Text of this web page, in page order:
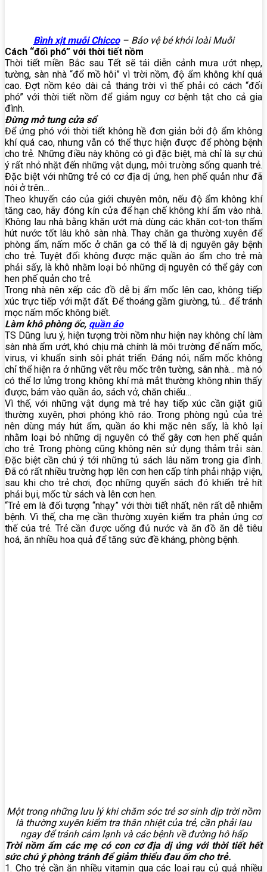
Bình xịt muỗi Chicco– Bảo vệ bé khỏi loài Muỗi
Cách “đối phó” với thời tiết nồm
Thời tiết miền Bắc sau Tết sẽ tái diễn cảnh mưa ướt nhẹp,
tường, sàn nhà “đổ mồ hôi” vì trời nồm, độ ẩm không khí quá
cao. Đợt nồm kéo dài cả tháng trời vì thế phải có cách “đối
phó” với thời tiết nồm để giảm nguy cơ bệnh tật cho cả gia
đình.
Đừng mở tung cửa sổ
Để ứng phó với thời tiết không hề đơn giản bởi độ ẩm không
khí quá cao, nhưng vẫn có thể thực hiện được để phòng bệnh
cho trẻ. Những điều này không có gì đặc biệt, mà chỉ là sự chú
ý rất nhỏ nhặt đến những vật dụng, môi trường sống quanh trẻ.
Đặc biệt với những trẻ có cơ địa dị ứng, hen phế quản như đã
nói ở trên…
Theo khuyến cáo của giới chuyên môn, nếu độ ẩm không khí
tăng cao, hãy đóng kín cửa để hạn chế không khí ẩm vào nhà.
Không lau nhà bằng khăn ướt mà dùng các khăn cot-ton thấm
hút nước tốt lâu khô sàn nhà. Thay chăn ga thường xuyên để
phòng ẩm, nấm mốc ở chăn ga có thể là dị nguyên gây bệnh
cho trẻ. Tuyệt đối không được mặc quần áo ẩm cho trẻ mà
phải sấy, là khô nhằm loại bỏ những dị nguyên có thể gây cơn
hen phế quản cho trẻ.
Trong nhà nên xếp các đồ dễ bị ẩm mốc lên cao, không tiếp
xúc trực tiếp với mặt đất. Để thoáng gầm giường, tủ… để tránh
mọc nấm mốc không biết.
Làm khô phòng ốc, quần áo
TS Dũng lưu ý, hiện tượng trời nồm như hiện nay không chỉ làm
sàn nhà ẩm ướt, khó chịu mà chính là môi trường để nấm mốc,
virus, vi khuẩn sinh sôi phát triển. Đáng nói, nấm mốc không
chỉ thể hiện ra ở những vết rêu mốc trên tường, sân nhà… mà nó
có thể lơ lửng trong không khí mà mắt thường không nhìn thấy
được, bám vào quần áo, sách vở, chăn chiếu…
Vì thế, với những vật dụng mà trẻ hay tiếp xúc cần giặt giũ
thường xuyên, phơi phóng khô ráo. Trong phòng ngủ của trẻ
nên dùng máy hút ẩm, quần áo khi mặc nên sấy, là khô lại
nhằm loại bỏ những dị nguyên có thể gây cơn hen phế quản
cho trẻ. Trong phòng cũng không nên sử dụng thảm trải sàn.
Đặc biệt cần chú ý tới những tủ sách lâu năm trong gia đình.
Đã có rất nhiều trường hợp lên cơn hen cấp tính phải nhập viện,
sau khi cho trẻ chơi, đọc những quyển sách đó khiến trẻ hít
phải bụi, mốc từ sách và lên cơn hen.
“Trẻ em là đối tượng “nhạy” với thời tiết nhất, nên rất dễ nhiễm
bệnh. Vì thế, cha mẹ cần thường xuyên kiểm tra phản ứng cơ
thế của trẻ. Trẻ cần được uống đủ nước và ăn đồ ăn dễ tiêu
hoá, ăn nhiều hoa quả để tăng sức đề kháng, phòng bệnh.
Một trong những lưu lý khi chăm sóc trẻ sơ sinh dịp trời nồm
là thường xuyên kiểm tra thân nhiệt của trẻ, cần phải lau
ngay để tránh cảm lạnh và các bệnh về đường hô hấp
Trời nồm ẩm các mẹ có con cơ địa dị ứng với thời tiết hết
sức chú ý phòng tránh để giảm thiểu đau ốm cho trẻ.
1. Cho trẻ cần ăn nhiều vitamin qua các loại rau củ quả nhiều